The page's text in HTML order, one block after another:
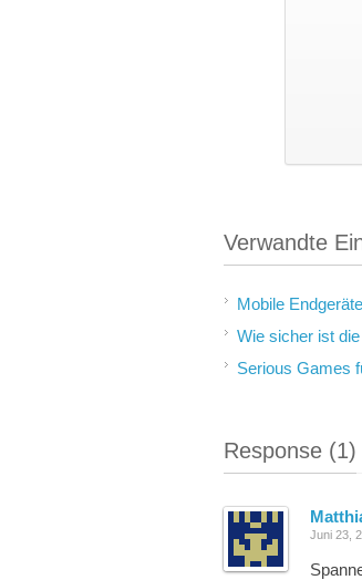
Verwandte
Mobile
Wie sicher ist
Serious Games
Response (1)
Juni 23,